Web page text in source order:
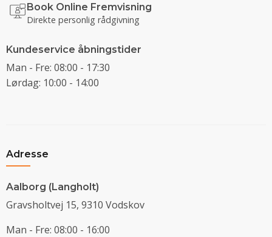
Book Online Fremvisning
Direkte personlig rådgivning
Kundeservice åbningstider
Man - Fre: 08:00 - 17:30
Lørdag: 10:00 - 14:00
Adresse
Aalborg (Langholt)
Gravsholtvej 15, 9310 Vodskov
Man - Fre: 08:00 - 16:00